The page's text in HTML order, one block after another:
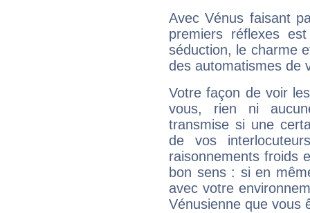
Avec Vénus faisant
premiers réflexes
séduction, le charme
des automatismes de
Votre façon de voir
vous, rien ni
transmise si une
de vos
raisonnements froids
bon sens : si en
avec votre
Vénusienne que vous